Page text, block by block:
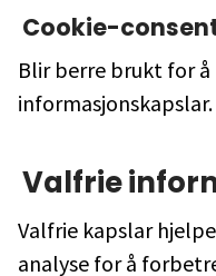
Cookie-
Blir berre brukt for å
informasjonskapslar.
Valfrie
Valfrie kapslar
analyse for å